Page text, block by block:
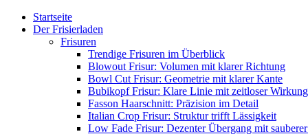
Startseite
Der Frisierladen
Frisuren
Trendige Frisuren im Überblick
Blowout Frisur: Volumen mit klarer Richtung
Bowl Cut Frisur: Geometrie mit klarer Kante
Bubikopf Frisur: Klare Linie mit zeitloser Wirkung
Fasson Haarschnitt: Präzision im Detail
Italian Crop Frisur: Struktur trifft Lässigkeit
Low Fade Frisur: Dezenter Übergang mit